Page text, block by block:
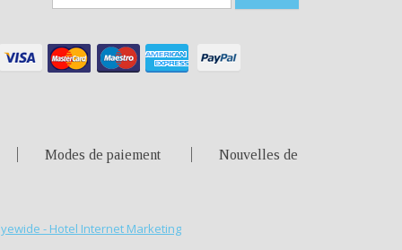
Modes de paiement
Nouvelles de
- Hotel Internet Marketing